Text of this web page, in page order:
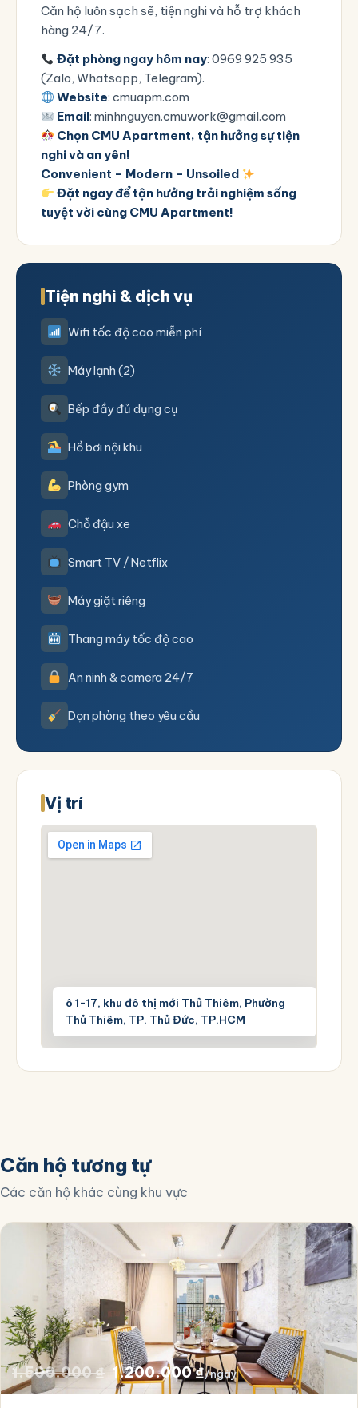
Căn hộ luôn sạch sẽ, tiện nghi và hỗ trợ khách
hàng 24/7.
Đặt phòng ngay hôm nay: 0969 925 935
(Zalo, Whatsapp, Telegram).
Website:cmuapm.com
Email: minhnguyen.cmuwork@gmail.com
Chọn CMU Apartment, tận hưởng sự tiện
nghi và an yên!
Convenient – Modern – Unsoiled
Đặt ngay để tận hưởng trải nghiệm sống
tuyệt vời cùng CMU Apartment!
Tiện nghi & dịch vụ
Wifi tốc độ cao miễn phí
Máy lạnh (2)
Bếp đầy đủ dụng cụ
Hồ bơi nội khu
Phòng gym
Chỗ đậu xe
Smart TV / Netflix
Máy giặt riêng
Thang máy tốc độ cao
An ninh & camera 24/7
Dọn phòng theo yêu cầu
Vị trí
ô 1-17, khu đô thị mới Thủ Thiêm, Phường
Thủ Thiêm, TP. Thủ Đức, TP.HCM
Căn hộ tương tự
Các căn hộ khác cùng khu vực
1.500.000₫ Giá
gốc
1.200.000₫Giá
hiện
/ngày